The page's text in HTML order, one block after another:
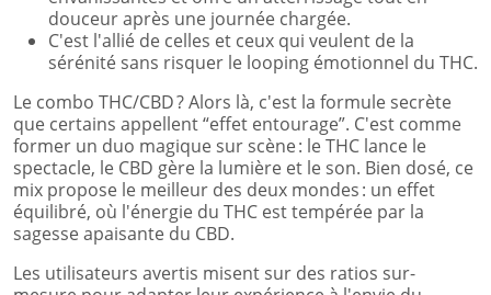
douceur après une journée chargée.
C'est l'allié de celles et ceux qui veulent de la
sérénité sans risquer le looping émotionnel du THC.
Le combo THC/CBD ? Alors là, c'est la formule secrète
que certains appellent “effet entourage”. C'est comme
former un duo magique sur scène : le THC lance le
spectacle, le CBD gère la lumière et le son. Bien dosé, ce
mix propose le meilleur des deux mondes : un effet
équilibré, où l'énergie du THC est tempérée par la
sagesse apaisante du CBD.
Les utilisateurs avertis misent sur des ratios sur-